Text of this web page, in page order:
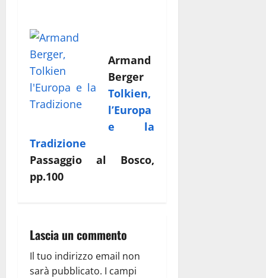
Armand
Berger
Tolkien,
l’Europa
e la
Tradizione
Passaggio al Bosco,
pp.100
Lascia un commento
Il tuo indirizzo email non
sarà pubblicato. I campi